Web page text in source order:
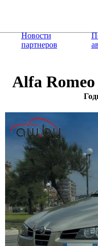
Новости
партнеров
Alfa